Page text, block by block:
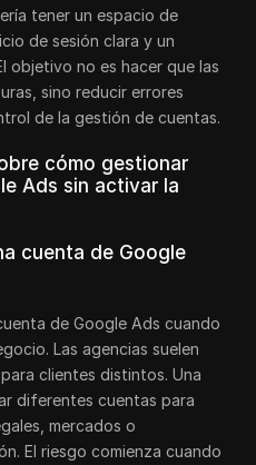
tener un espacio de
de sesión clara y un
objetivo no es hacer que las
sino reducir errores
de la gestión de cuentas.
cómo gestionar
Ads sin activar la
cuenta de Google
de Google Ads cuando
Las agencias suelen
clientes distintos. Una
diferentes cuentas para
mercados o
El riesgo comienza cuando